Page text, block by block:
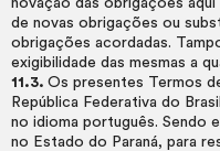
novação das obrigações
de novas obrigações ou
obrigações acordadas.
exigibilidade das mesmas a
11.3. Os presentes Termos
República Federativa do
no idioma português. Sendo
no Estado do Paraná, para